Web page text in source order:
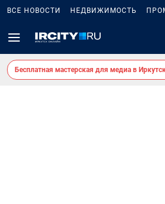
ВСЕ НОВОСТИ НЕДВИЖИМОСТЬ
Бесплатная мастерская для медиа в